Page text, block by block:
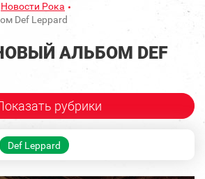
Новости Рока
Def Leppard
АЛЬБОМ DEF
рубрики
Def Leppard